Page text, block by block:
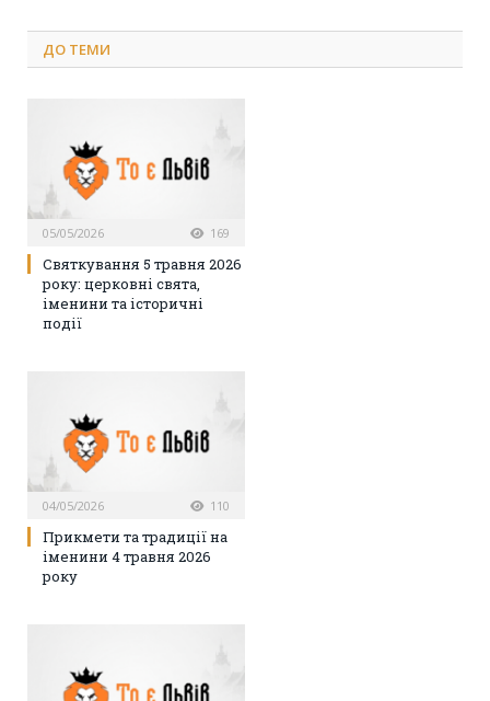
ДО ТЕМИ
05/05/2026 169
Святкування 5 травня 2026
року: церковні свята,
іменини та історичні
події
04/05/2026 110
Прикмети та традиції на
іменини 4 травня 2026
року